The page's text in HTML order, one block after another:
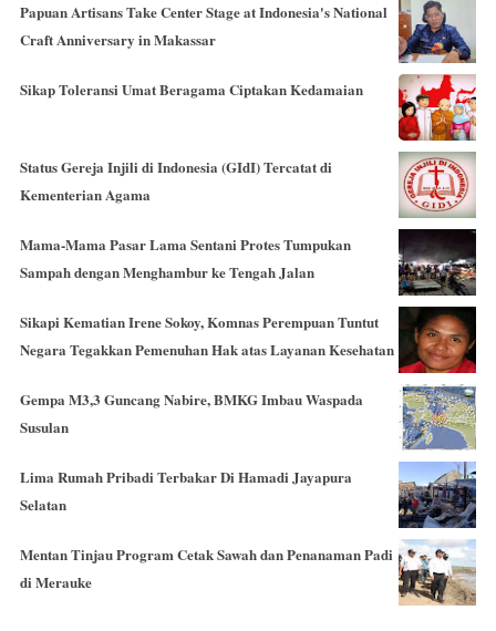
Papuan Artisans Take Center Stage at Indonesia's National
Craft Anniversary in Makassar
Sikap Toleransi Umat Beragama Ciptakan Kedamaian
Status Gereja Injili di Indonesia (GIdI) Tercatat di
Kementerian Agama
Mama-Mama Pasar Lama Sentani Protes Tumpukan
Sampah dengan Menghambur ke Tengah Jalan
Sikapi Kematian Irene Sokoy, Komnas Perempuan Tuntut
Negara Tegakkan Pemenuhan Hak atas Layanan Kesehatan
Gempa M3,3 Guncang Nabire, BMKG Imbau Waspada
Susulan
Lima Rumah Pribadi Terbakar Di Hamadi Jayapura
Selatan
Mentan Tinjau Program Cetak Sawah dan Penanaman Padi
di Merauke